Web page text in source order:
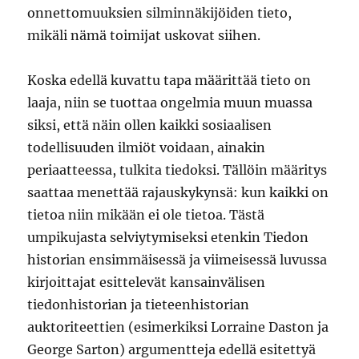
onnettomuuksien silminnäkijöiden tieto,
mikäli nämä toimijat uskovat siihen.
Koska edellä kuvattu tapa määrittää tieto on
laaja, niin se tuottaa ongelmia muun muassa
siksi, että näin ollen kaikki sosiaalisen
todellisuuden ilmiöt voidaan, ainakin
periaatteessa, tulkita tiedoksi. Tällöin määritys
saattaa menettää rajauskykynsä: kun kaikki on
tietoa niin mikään ei ole tietoa. Tästä
umpikujasta selviytymiseksi etenkin Tiedon
historian ensimmäisessä ja viimeisessä luvussa
kirjoittajat esittelevät kansainvälisen
tiedonhistorian ja tieteenhistorian
auktoriteettien (esimerkiksi Lorraine Daston ja
George Sarton) argumentteja edellä esitettyä